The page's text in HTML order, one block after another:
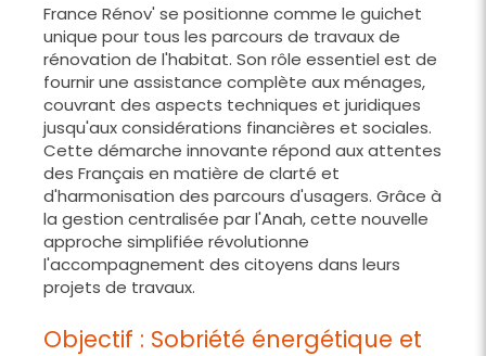
France Rénov' se positionne comme le guichet
unique pour tous les parcours de travaux de
rénovation de l'habitat. Son rôle essentiel est de
fournir une assistance complète aux ménages,
couvrant des aspects techniques et juridiques
jusqu'aux considérations financières et sociales.
Cette démarche innovante répond aux attentes
des Français en matière de clarté et
d'harmonisation des parcours d'usagers. Grâce à
la gestion centralisée par l'Anah, cette nouvelle
approche simplifiée révolutionne
l'accompagnement des citoyens dans leurs
projets de travaux.
Objectif : Sobriété énergétique et